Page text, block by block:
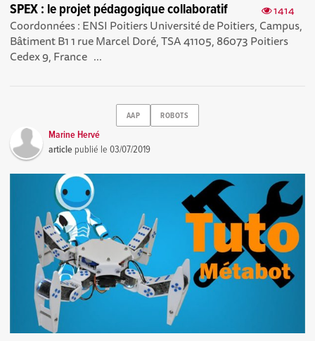
1414
SPEX : le projet pédagogique collaboratif
Coordonnées : ENSI Poitiers Université de Poitiers, Campus,
Bâtiment B1 1 rue Marcel Doré, TSA 41105, 86073 Poitiers
Cedex 9, France ...
AAP ROBOTS
Marine Hervé
article publié le03/07/2019